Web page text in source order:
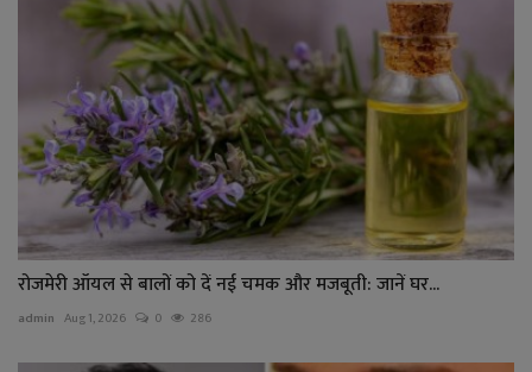
रोजमेरी ऑयल से बालों को दें नई चमक और मजबूती: जानें घर...
admin Aug 1, 2026 0 286